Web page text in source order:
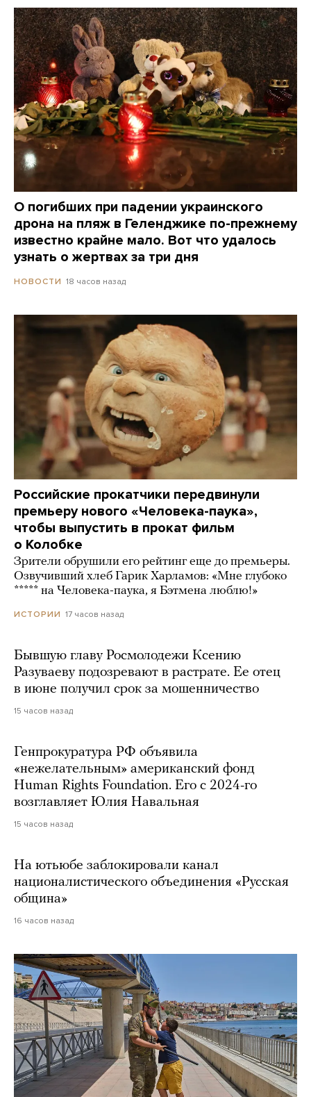
О погибших при падении украинского
дрона на пляж в Геленджике по-прежнему
известно крайне мало. Вот что удалось
узнать о жертвах за три дня
НОВОСТИ 18 часов назад
Российские прокатчики передвинули
премьеру нового «Человека-паука»,
чтобы выпустить в прокат фильм
о Колобке
Зрители обрушили его рейтинг еще до премьеры.
Озвучивший хлеб Гарик Харламов: «Мне глубоко
***** на Человека-паука, я Бэтмена люблю!»
ИСТОРИИ 17 часов назад
Бывшую главу Росмолодежи Ксению
Разуваеву подозревают в растрате. Ее отец
в июне получил срок за мошенничество
15 часов назад
Генпрокуратура РФ объявила
«нежелательным» американский фонд
Human Rights Foundation. Его с 2024-го
возглавляет Юлия Навальная
15 часов назад
На ютьюбе заблокировали канал
националистического объединения «Русская
община»
16 часов назад